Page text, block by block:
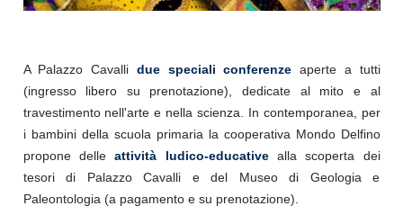
A Palazzo Cavalli due speciali conferenze aperte a tutti
(ingresso libero su prenotazione), dedicate al mito e al
travestimento nell'arte e nella scienza. In contemporanea, per
i bambini della scuola primaria la cooperativa Mondo Delfino
propone delleattività ludico-educativealla scoperta dei
tesori di Palazzo Cavalli e del Museo di Geologia e
Paleontologia (a pagamento e su prenotazione).